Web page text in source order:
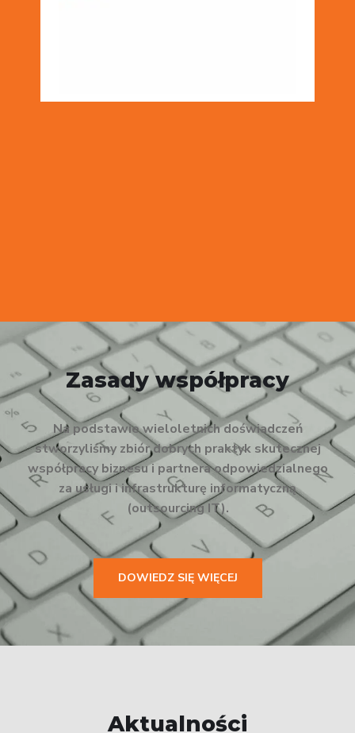
Zasady współpracy
Na podstawie wieloletnich doświadczeń
stworzyliśmy zbiór dobrych praktyk skutecznej
współpracy biznesu i partnera odpowiedzialnego
za usługi i infrastrukturę informatyczną
(outsourcing IT).
DOWIEDZ SIĘ WIĘCEJ
Aktualności